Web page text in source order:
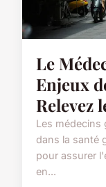
Le
Enjeux
Relevez
Les médecins
dans la santé
pour assurer
en...